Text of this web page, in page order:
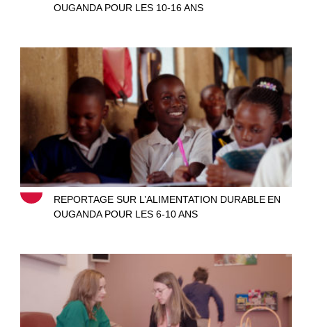
OUGANDA POUR LES 10-16 ANS
Kirungi – Sarah en Ouganda
REPORTAGE SUR L’ALIMENTATION DURABLE EN
OUGANDA POUR LES 6-10 ANS
Intervalles